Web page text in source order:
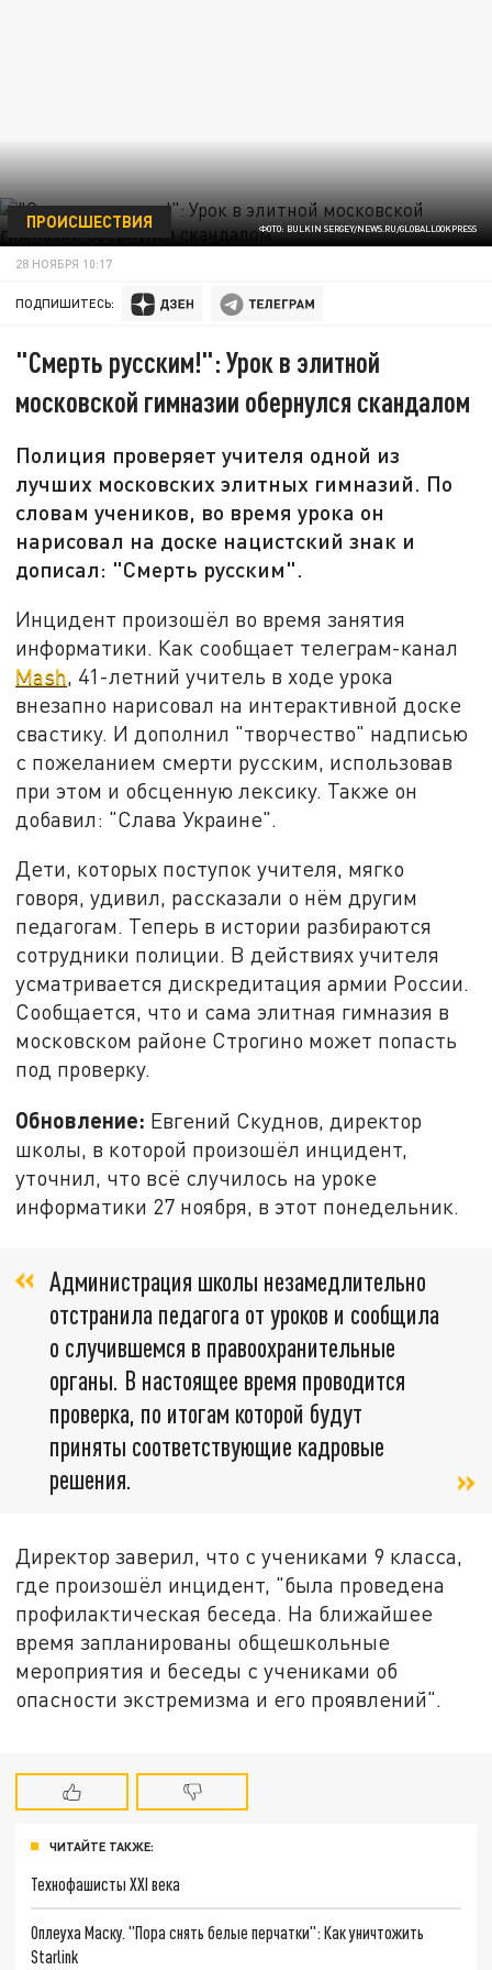
ФОТО: BULKIN SERGEY/NEWS.RU/GLOBALLOOKPRESS
ПРОИСШЕСТВИЯ
28 НОЯБРЯ 10:17
ПОДПИШИТЕСЬ:
"Смерть русским!": Урок в элитной
московской гимназии обернулся скандалом
Полиция проверяет учителя одной из
лучших московских элитных гимназий. По
словам учеников, во время урока он
нарисовал на доске нацистский знак и
дописал: "Смерть русским".
Инцидент произошёл во время занятия
информатики. Как сообщает телеграм-канал
Mash, 41-летний учитель в ходе урока
внезапно нарисовал на интерактивной доске
свастику. И дополнил "творчество" надписью
с пожеланием смерти русским, использовав
при этом и обсценную лексику. Также он
добавил: "Слава Украине".
Дети, которых поступок учителя, мягко
говоря, удивил, рассказали о нём другим
педагогам. Теперь в истории разбираются
сотрудники полиции. В действиях учителя
усматривается дискредитация армии России.
Сообщается, что и сама элитная гимназия в
московском районе Строгино может попасть
под проверку.
Обновление: Евгений Скуднов, директор
школы, в которой произошёл инцидент,
уточнил, что всё случилось на уроке
информатики 27 ноября, в этот понедельник.
Администрация школы незамедлительно
отстранила педагога от уроков и сообщила
о случившемся в правоохранительные
органы. В настоящее время проводится
проверка, по итогам которой будут
приняты соответствующие кадровые
решения.
Директор заверил, что с учениками 9 класса,
где произошёл инцидент, "была проведена
профилактическая беседа. На ближайшее
время запланированы общешкольные
мероприятия и беседы с учениками об
опасности экстремизма и его проявлений".
ЧИТАЙТЕ ТАКЖЕ:
Технофашисты XXI века
Оплеуха Маску. "Пора снять белые перчатки": Как уничтожить
Starlink